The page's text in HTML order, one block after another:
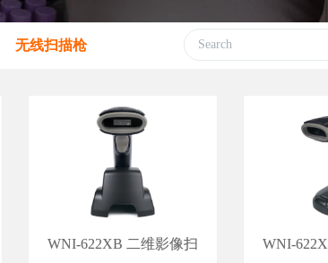
无线扫描枪
WNI-622XB 二维影像扫 WNI-